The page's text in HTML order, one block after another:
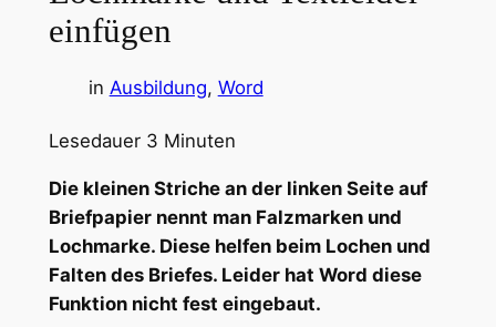
einfügen
in Ausbildung, Word
Lesedauer 3 Minuten
Die kleinen Striche an der linken Seite auf
Briefpapier nennt man Falzmarken und
Lochmarke. Diese helfen beim Lochen und
Falten des Briefes. Leider hat Word diese
Funktion nicht fest eingebaut.